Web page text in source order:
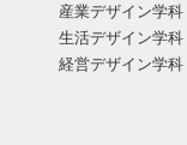
産業デザイン学科
生活デザイン学科
経営デザイン学科